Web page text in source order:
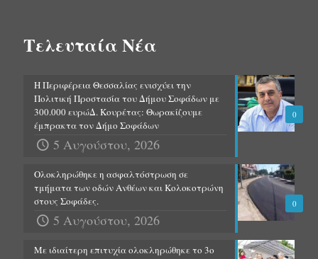
Τελευταία Νέα
0
Η Περιφέρεια Θεσσαλίας ενισχύει την
Πολιτική Προστασία του Δήμου Σοφάδων με
300.000 ευρώΔ. Κουρέτας: Θωρακίζουμε
έμπρακτα τον Δήμο Σοφάδων
5 Αυγούστου, 2026
0
Ολοκληρώθηκε η ασφαλτόστρωση σε
τμήματα των οδών Ανθέων και Κολοκοτρώνη
στους Σοφάδες.
5 Αυγούστου, 2026
Με ιδιαίτερη επιτυχία ολοκληρώθηκε το 3ο